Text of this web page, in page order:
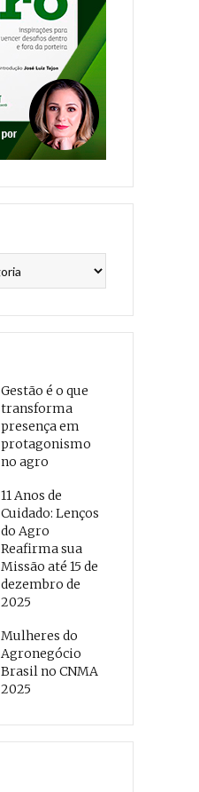
Gestão é o que
transforma
presença em
protagonismo
no agro
11 Anos de
Cuidado: Lenços
do Agro
Reafirma sua
Missão até 15 de
dezembro de
2025
Mulheres do
Agronegócio
Brasil no CNMA
2025